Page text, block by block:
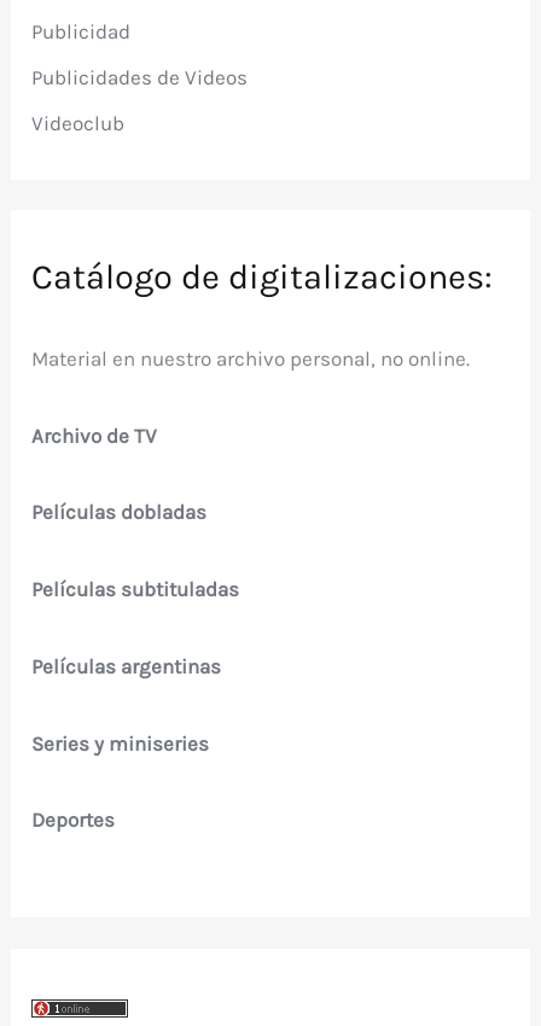
Publicidad
Publicidades de Videos
Videoclub
Catálogo de digitalizaciones:
Material en nuestro archivo personal, no online.
Archivo de TV
Películas dobladas
Películas subtituladas
Películas argentinas
Series y miniseries
Deportes